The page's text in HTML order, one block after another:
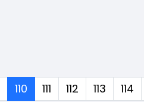
110 (corrente)
111 112 113 114